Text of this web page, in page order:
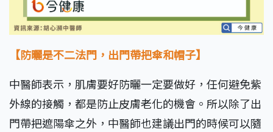
【防曬是不二法門，出門帶把傘和帽子】
中醫師表示，肌膚要好防曬一定要做好，任何避免紫
外線的接觸，都是防止皮膚老化的機會。所以除了出
門帶把遮陽傘之外，中醫師也建議出門的時候可以隨